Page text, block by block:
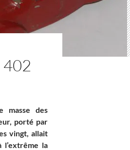
masse des
porté par
vingt, allait
la